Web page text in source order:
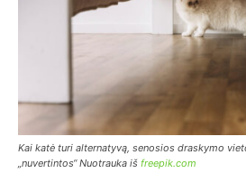
Kai katė turi alternatyvą, senosios draskymo
„nuvertintos“ Nuotrauka iš freepik.com